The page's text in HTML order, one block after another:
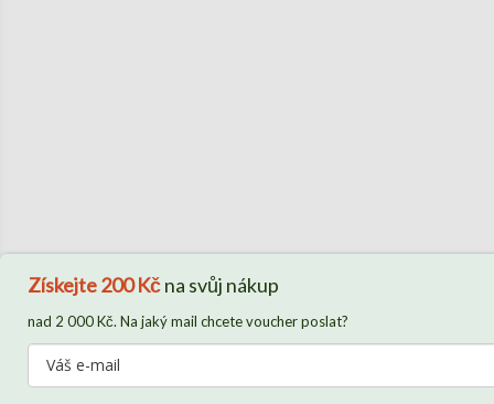
Získejte200 Kčna svůj nákup
nad 2 000 Kč. Na jaký mail chcete voucher poslat?